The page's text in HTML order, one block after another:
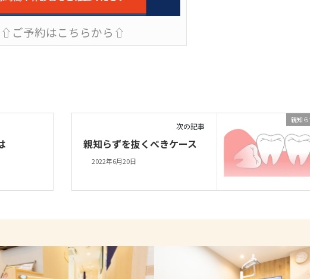
⇧ご予約はこちらから⇧
親知
次の記事
親知らずを抜くべきケース
2022年6月20日